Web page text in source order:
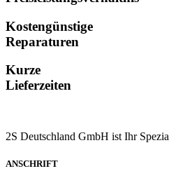
Kostengünstige
Reparaturen
Kurze
Lieferzeiten
2S Deutschland GmbH ist Ihr
ANSCHRIFT